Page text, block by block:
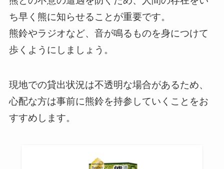
ち早く熊に知らせることが重要です。
熊鈴やラジオなど、音が鳴るものを身につけて
歩くようにしましょう。
現地での貸出状況は不透明な場合があるため、
心配な方は事前に熊鈴を持参していくことをお
すすめします。